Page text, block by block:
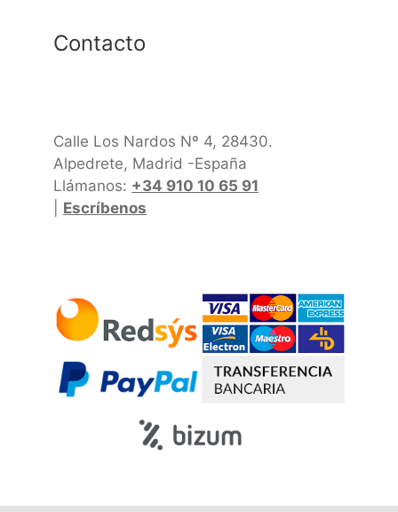
Contacto
Calle Los Nardos Nº 4, 28430.
Alpedrete, Madrid -España
Llámanos: +34 910 10 65 91
Escríbenos